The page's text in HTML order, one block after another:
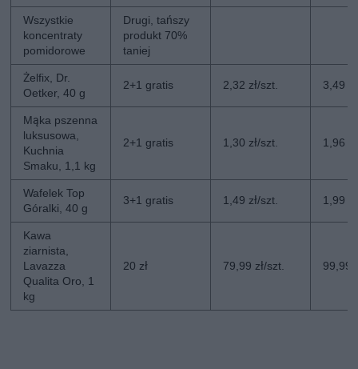
Wszystkie
koncentraty
pomidorowe
Drugi, tańszy
produkt 70%
taniej
Żelfix, Dr.
Oetker, 40 g
2+1 gratis 2,32 zł/szt. 3,49
Mąka pszenna
luksusowa,
Kuchnia
Smaku, 1,1 kg
2+1 gratis 1,30 zł/szt. 1,96
Wafelek Top
Góralki, 40 g
3+1 gratis 1,49 zł/szt. 1,99
Kawa
ziarnista,
Lavazza
Qualita Oro, 1
kg
20 zł 79,99 zł/szt. 99,99